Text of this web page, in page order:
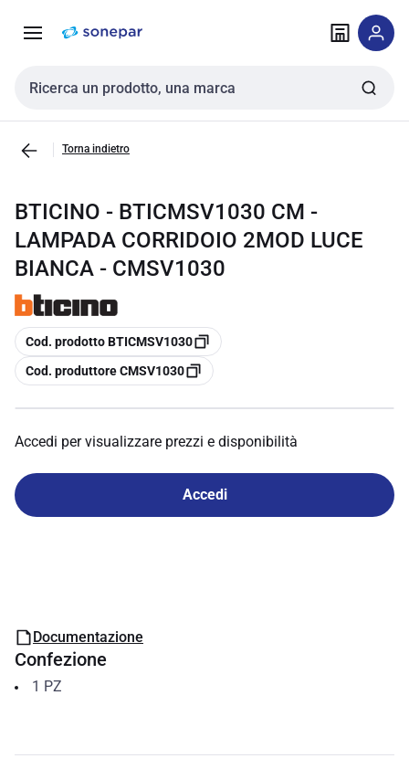
navigazione alla
Cerca input
Torna indietro
BTICINO - BTICMSV1030 CM -
LAMPADA CORRIDOIO 2MOD LUCE
BIANCA - CMSV1030
copia
Cod. prodotto BTICMSV1030
copia
Cod. produttore CMSV1030
Accedi per visualizzare prezzi e disponibilità
Accedi
Documentazione
Confezione
1 PZ